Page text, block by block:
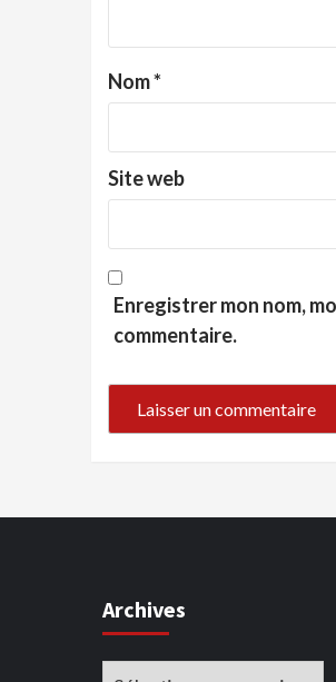
Nom*
Site web
Enregistrer mon nom,
commentaire.
Archives
Archives